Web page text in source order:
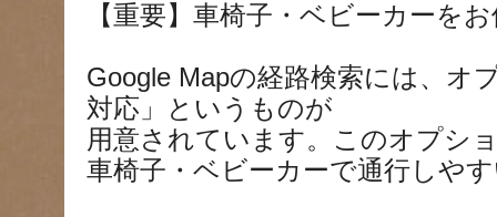
【重要】車椅子・ベビーカーを
Google Mapの経路検索には、オ
対応」というものが
用意されています。このオプシ
車椅子・ベビーカーで通行しや